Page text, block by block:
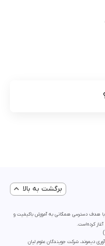
برگشت به بالا
با هدف دسترسی همگانی به آموزش باکیفیت و
دیموند، شرکت جویندگان علوم لیان